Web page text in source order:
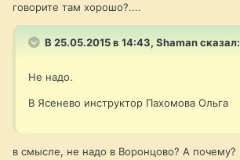
говорите там хорошо?....
В 25.05.2015 в 14:43, Shaman сказал:
Не надо.
В Ясенево инструктор Пахомова Ольга
в смысле, не надо в Воронцово? А почему?